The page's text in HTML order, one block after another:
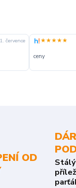
července ★★★★★
ceny
OD